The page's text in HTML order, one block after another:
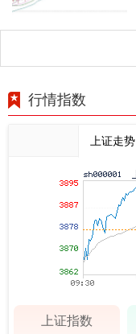
行情指数
上证走势
上证指数